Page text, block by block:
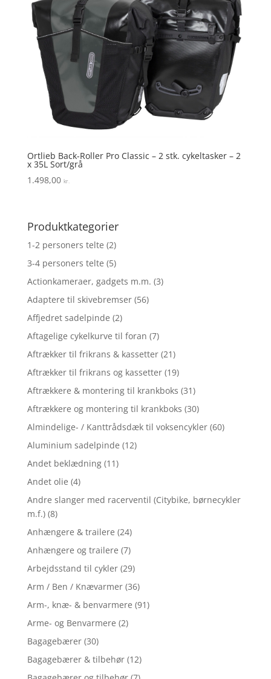
Ortlieb Back-Roller Pro Classic – 2 stk. cykeltasker – 2
x 35L Sort/grå
1.498,00 kr.
Produktkategorier
1-2 personers telte (2)
3-4 personers telte (5)
Actionkameraer, gadgets m.m. (3)
Adaptere til skivebremser (56)
Affjedret sadelpinde (2)
Aftagelige cykelkurve til foran (7)
Aftrækker til frikrans & kassetter (21)
Aftrækker til frikrans og kassetter (19)
Aftrækkere & montering til krankboks (31)
Aftrækkere og montering til krankboks (30)
Almindelige- / Kanttrådsdæk til voksencykler (60)
Aluminium sadelpinde (12)
Andet beklædning (11)
Andet olie (4)
Andre slanger med racerventil (Citybike, børnecykler
m.f.) (8)
Anhængere & trailere (24)
Anhængere og trailere (7)
Arbejdsstand til cykler (29)
Arm / Ben / Knævarmer (36)
Arm-, knæ- & benvarmere (91)
Arme- og Benvarmere (2)
Bagagebærer (30)
Bagagebærer & tilbehør (12)